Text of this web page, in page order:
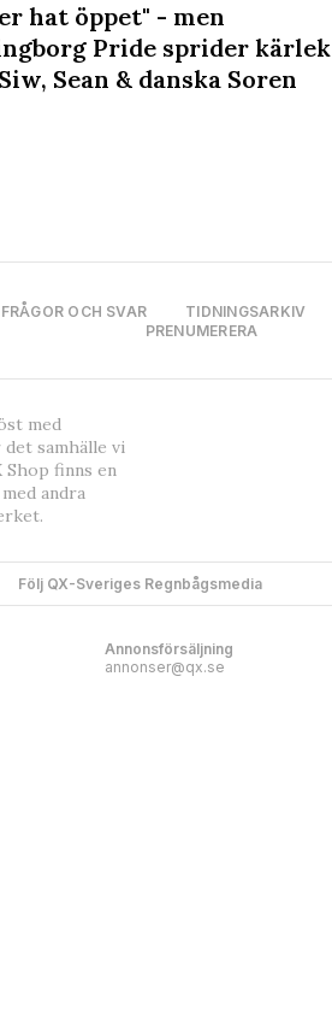
hat öppet" - men
Pride sprider kärlek
Sean & danska Soren
OCH SVAR TIDNINGSARKIV
PRENUMERERA
med
det samhälle vi
finns en
andra
Följ QX-Sveriges Regnbågsmedia
Annonsförsäljning
annonser@qx.se